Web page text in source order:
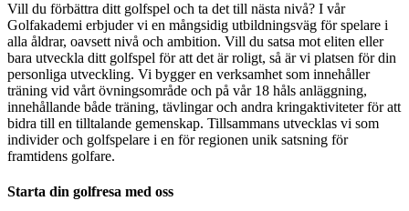
Vill du förbättra ditt golfspel och ta det till nästa nivå? I vår
Golfakademi erbjuder vi en mångsidig utbildningsväg för spelare i
alla åldrar, oavsett nivå och ambition. Vill du satsa mot eliten eller
bara utveckla ditt golfspel för att det är roligt, så är vi platsen för din
personliga utveckling. Vi bygger en verksamhet som innehåller
träning vid vårt övningsområde och på vår 18 håls anläggning,
innehållande både träning, tävlingar och andra kringaktiviteter för att
bidra till en tilltalande gemenskap. Tillsammans utvecklas vi som
individer och golfspelare i en för regionen unik satsning för
framtidens golfare.
Starta din golfresa med oss